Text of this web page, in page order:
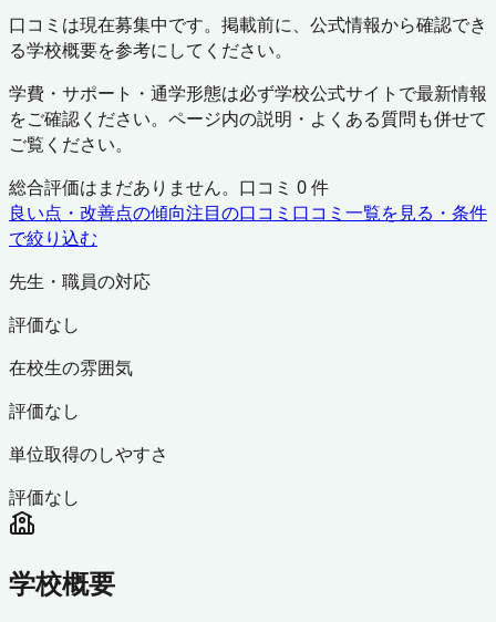
口コミは現在募集中です。掲載前に、公式情報から確認でき
る学校概要を参考にしてください。
学費・サポート・通学形態は必ず学校公式サイトで最新情報
をご確認ください。ページ内の説明・よくある質問も併せて
ご覧ください。
総合評価はまだありません。口コミ 0件
良い点・改善点の傾向注目の口コミ 口コミ一覧を見る・条件
で絞り込む
先生・職員の対応
評価なし
在校生の雰囲気
評価なし
単位取得のしやすさ
評価なし
学校概要